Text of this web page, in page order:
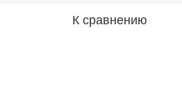
К сравнению